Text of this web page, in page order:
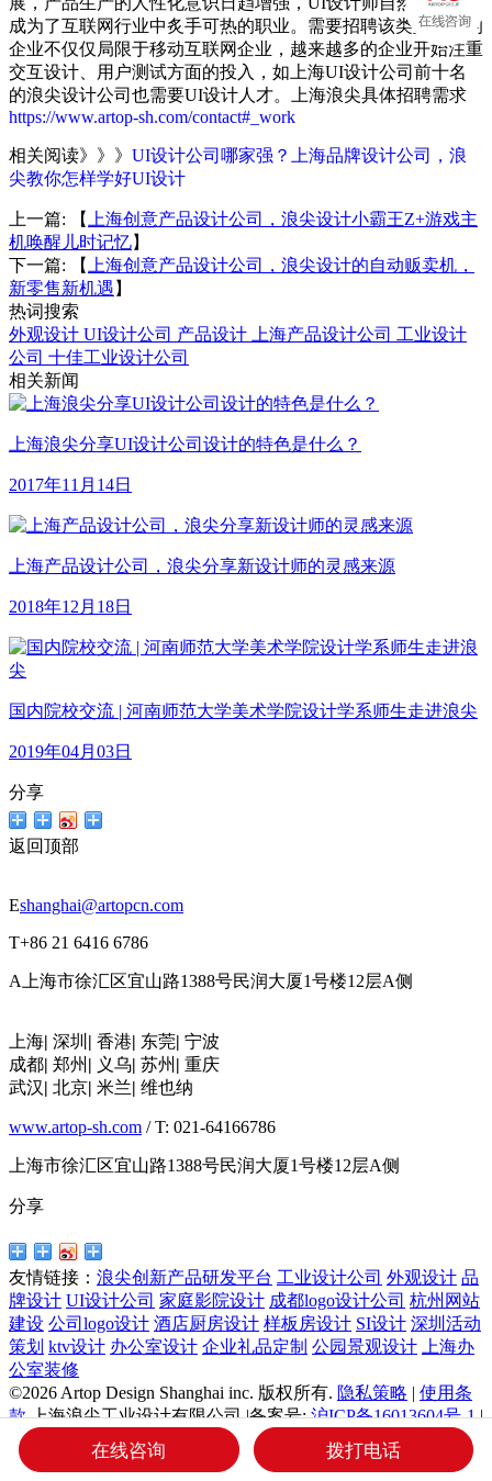
成为了互联网行业中炙手可热的职业。需要招聘该类型人才的
企业不仅仅局限于移动互联网企业，越来越多的企业开始注重
交互设计、用户测试方面的投入，如上海UI设计公司前十名
的浪尖设计公司也需要UI设计人才。上海浪尖具体招聘需求
https://www.artop-sh.com/contact#_work
相关阅读》》》 UI设计公司哪家强？上海品牌设计公司，浪
尖教你怎样学好UI设计
上一篇: 【
上海创意产品设计公司，浪尖设计小霸王Z+游戏主
机唤醒儿时记忆】
下一篇: 【
上海创意产品设计公司，浪尖设计的自动贩卖机，
新零售新机遇 】
热词搜索
外观设计 UI设计公司 产品设计 上海产品设计公司 工业设计
公司 十佳工业设计公司
相关新闻
上海浪尖分享UI设计公司设计的特色是什么？
2017年11月14日
上海产品设计公司，浪尖分享新设计师的灵感来源
2018年12月18日
国内院校交流 | 河南师范大学美术学院设计学系师生走进浪尖
2019年04月03日
分享
返回顶部
Eshanghai@artopcn.com
T+86 21 6416 6786
A 上海市徐汇区宜山路1388号民润大厦1号楼12层A侧
上海| 深圳 | 香港| 东莞| 宁波
成都| 郑州 | 义乌| 苏州 | 重庆
武汉| 北京| 米兰| 维也纳
www.artop-sh.com / T: 021-64166786
上海市徐汇区宜山路1388号民润大厦1号楼12层A侧
分享
友情链接： 浪尖创新产品研发平台 工业设计公司 外观设计 品
牌设计 UI设计公司 家庭影院设计 成都logo设计公司 杭州网站
建设 公司logo设计 酒店厨房设计 样板房设计 SI设计 深圳活动
策划 ktv设计 办公室设计 企业礼品定制 公园景观设计
上海办
公室装修
©2026 Artop Design Shanghai inc. 版权所有. 隐私策略 | 使用条
款上海浪尖工业设计有限公司 |备案号:沪ICP备16013604号-1|
沪公网安备 31010402010295号
网站地图
关于我们
在线咨询 拨打电话